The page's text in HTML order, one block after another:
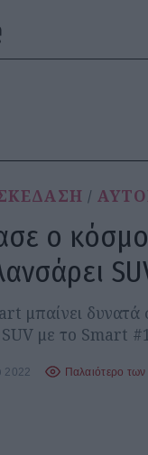
ο
μπαίνει
SUV με το Smart
2022 Παλαιότερο